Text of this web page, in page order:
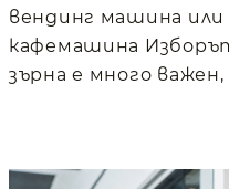
вендинг машина
кафемашина
зърна е много